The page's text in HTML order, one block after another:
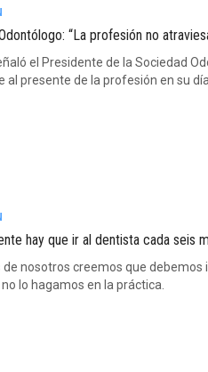
“La profesión no
el Presidente de la Sociedad
al presente de la profesión en su día.
hay que ir al dentista cada seis
de nosotros creemos que debemos
lo hagamos en la práctica.